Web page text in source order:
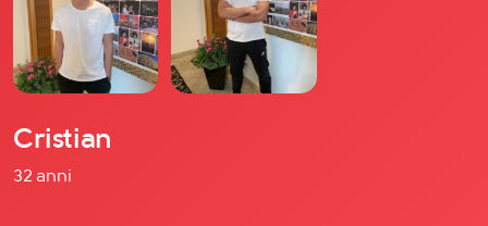
TikTok
Cristian
32 anni